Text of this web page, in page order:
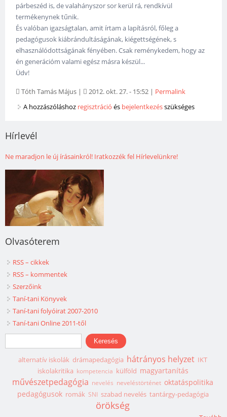
párbeszéd is, de valahányszor sor kerül rá, rendkívül
termékenynek tűnik.
És valóban igazságtalan, amit írtam a lapításról, főleg a
pedagógusok kiábrándultáságának, kiégettségének, s
elhasználódottságának fényében. Csak reménykedem, hogy az
én generációm valami egész másra készül...
Üdv!
Tóth Tamás Május | 2012. okt. 27. - 15:52 | Permalink
A hozzászóláshoz regisztráció és bejelentkezésszükséges
Hírlevél
Ne maradjon le új írásainkról! Iratkozzék fel Hírlevelünkre!
Olvasóterem
RSS – cikkek
RSS – kommentek
Szerzőink
Taní-tani Könyvek
Taní-tani folyóirat 2007-2010
Taní-tani Online 2011-től
Keresés űrlap
Keresés
alternatív iskolák drámapedagógia hátrányos helyzet IKT
iskolakritika kompetencia külföld magyartanítás
művészetpedagógia nevelés neveléstörténet oktatáspolitika
pedagógusok romák SNI szabad nevelés tantárgy-pedagógia
örökség